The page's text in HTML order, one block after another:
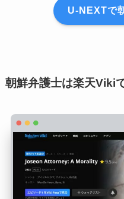
U-NEXTで
朝鮮弁護士は楽天Viki